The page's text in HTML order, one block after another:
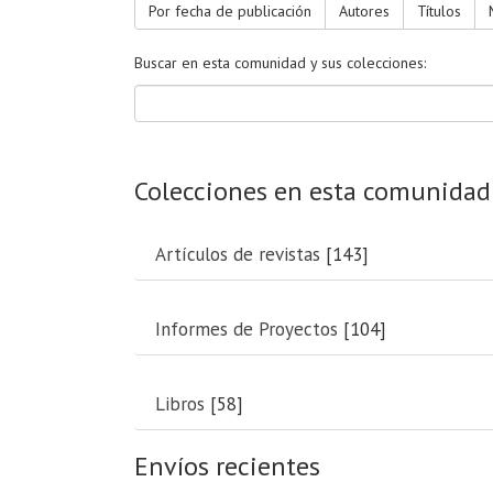
Por fecha de publicación Autores Títulos
Buscar en esta comunidad y sus colecciones:
Colecciones en esta comunidad
Artículos de revistas [143]
Informes de Proyectos [104]
Libros [58]
Envíos recientes